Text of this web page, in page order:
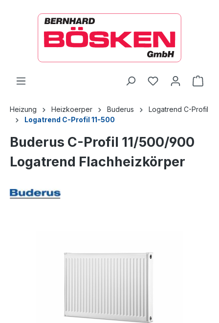
Heizung Heizkoerper Buderus
Logatrend C-Profil
Logatrend C-Profil 11-500
Buderus C-Profil 11/500/900
Logatrend Flachheizkörper